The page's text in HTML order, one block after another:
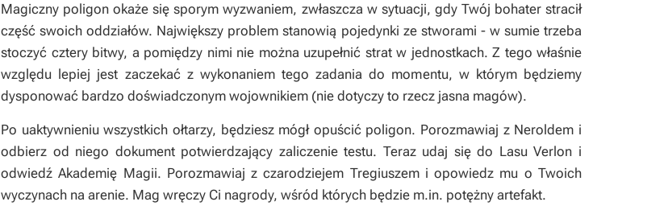
Magiczny poligon okaże się sporym wyzwaniem, zwłaszcza w sytuacji, gdy Twój bohater stracił
część swoich oddziałów. Największy problem stanowią pojedynki ze stworami - w sumie trzeba
stoczyć cztery bitwy, a pomiędzy nimi nie można uzupełnić strat w jednostkach. Z tego właśnie
względu lepiej jest zaczekać z wykonaniem tego zadania do momentu, w którym będziemy
dysponować bardzo doświadczonym wojownikiem (nie dotyczy to rzecz jasna magów).
Po uaktywnieniu wszystkich ołtarzy, będziesz mógł opuścić poligon. Porozmawiaj z Neroldem i
odbierz od niego dokument potwierdzający zaliczenie testu. Teraz udaj się do Lasu Verlon i
odwiedźAkademię Magii. Porozmawiaj z czarodziejem Tregiuszem i opowiedz mu o Twoich
wyczynach na arenie. Mag wręczy Ci nagrody, wśród których będzie m.in. potężny artefakt.